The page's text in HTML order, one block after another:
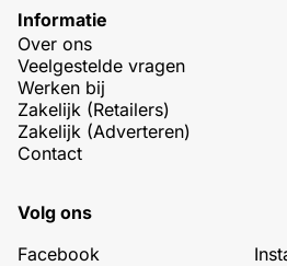
Informatie
Over ons
Veelgestelde vragen
Werken bij
Zakelijk (Retailers)
Zakelijk (Adverteren)
Contact
Volg ons
Facebook